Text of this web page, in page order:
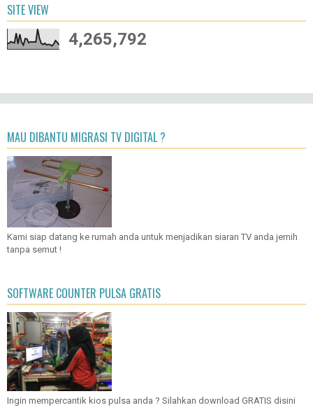
SITE VIEW
4,265,792
MAU DIBANTU MIGRASI TV DIGITAL ?
Kami siap datang ke rumah anda untuk menjadikan siaran TV anda jernih
tanpa semut !
SOFTWARE COUNTER PULSA GRATIS
Ingin mempercantik kios pulsa anda ? Silahkan download GRATIS disini